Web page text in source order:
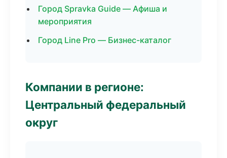
Город Spravka Guide — Афиша и
мероприятия
Город Line Pro — Бизнес-каталог
Компании в регионе:
Центральный федеральный
округ